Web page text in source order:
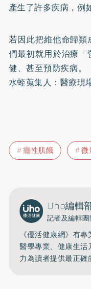
產生了許多疾病，例
若因此把維他命歸
們最初就用於治療
健、甚至預防疾病。
水蛭蒐集人：醫療現
癮性肌餓 微
Uho編輯
記者及編輯
《優活健康網》有
醫學專業、健康生
力為讀者提供最正確